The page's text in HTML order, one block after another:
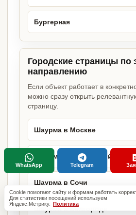
Бургерная
Городские страницы по
направлению
Если объект работает в
можно сразу открыть
страницу.
Шаурма в Москве
Шаурма в Московской
Шаурма в Сочи
Шаурма в Белгороде
Cookie помогают сайту и формам работать
Для статистики посещений используем
Яндекс.Метрику. Политика
WhatsApp Telegram